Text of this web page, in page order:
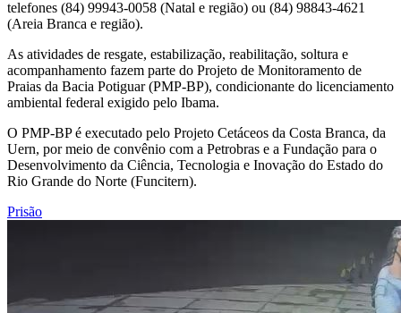
telefones (84) 99943-0058 (Natal e região) ou (84) 98843-4621
(Areia Branca e região).
As atividades de resgate, estabilização, reabilitação, soltura e
acompanhamento fazem parte do Projeto de Monitoramento de
Praias da Bacia Potiguar (PMP-BP), condicionante do licenciamento
ambiental federal exigido pelo Ibama.
O PMP-BP é executado pelo Projeto Cetáceos da Costa Branca, da
Uern, por meio de convênio com a Petrobras e a Fundação para o
Desenvolvimento da Ciência, Tecnologia e Inovação do Estado do
Rio Grande do Norte (Funcitern).
Prisão